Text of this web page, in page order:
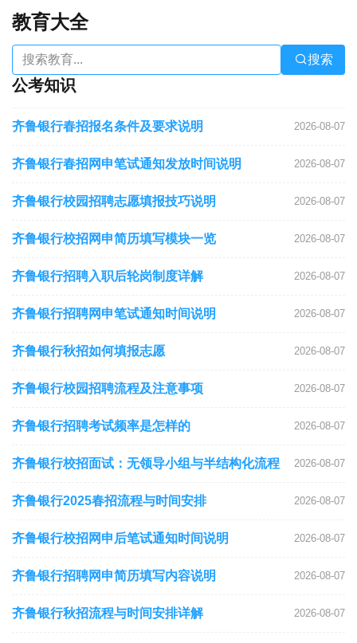
教育大全
搜索
公考知识
齐鲁银行春招报名条件及要求说明 2026-08-07
齐鲁银行春招网申笔试通知发放时间说明 2026-08-07
齐鲁银行校园招聘志愿填报技巧说明 2026-08-07
齐鲁银行校招网申简历填写模块一览 2026-08-07
齐鲁银行招聘入职后轮岗制度详解 2026-08-07
齐鲁银行招聘网申笔试通知时间说明 2026-08-07
齐鲁银行秋招如何填报志愿 2026-08-07
齐鲁银行校园招聘流程及注意事项 2026-08-07
齐鲁银行招聘考试频率是怎样的 2026-08-07
齐鲁银行校招面试：无领导小组与半结构化流程 2026-08-07
齐鲁银行2025春招流程与时间安排 2026-08-07
齐鲁银行校招网申后笔试通知时间说明 2026-08-07
齐鲁银行招聘网申简历填写内容说明 2026-08-07
齐鲁银行秋招流程与时间安排详解 2026-08-07